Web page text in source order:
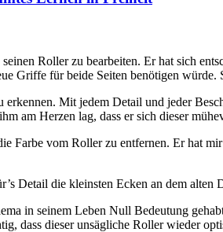
Roller zu bearbeiten. Er hat sich
Griffe für beide Seiten benötigen
Mit jedem Detail und jeder
am Herzen lag, dass er sich dieser
Farbe vom Roller zu entfernen. Er hat
Detail die kleinsten Ecken an dem alten
in seinem Leben Null Bedeutung
dass dieser unsägliche Roller wieder